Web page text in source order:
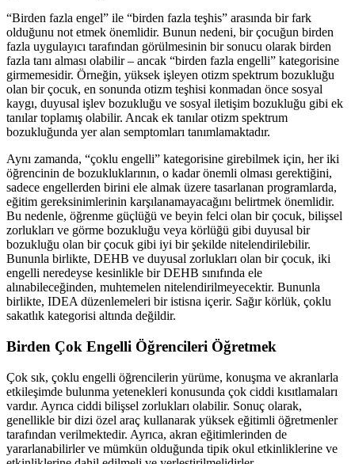
“Birden fazla engel” ile “birden fazla teşhis” arasında bir fark
olduğunu not etmek önemlidir. Bunun nedeni, bir çocuğun birden
fazla uygulayıcı tarafından görülmesinin bir sonucu olarak birden
fazla tanı alması olabilir – ancak “birden fazla engelli” kategorisine
girmemesidir. Örneğin, yüksek işleyen otizm spektrum bozukluğu
olan bir çocuk, en sonunda otizm teşhisi konmadan önce sosyal
kaygı, duyusal işlev bozukluğu ve sosyal iletişim bozukluğu gibi ek
tanılar toplamış olabilir. Ancak ek tanılar otizm spektrum
bozukluğunda yer alan semptomları tanımlamaktadır.
Aynı zamanda, “çoklu engelli” kategorisine girebilmek için, her iki
öğrencinin de bozukluklarının, o kadar önemli olması gerektiğini,
sadece engellerden birini ele almak üzere tasarlanan programlarda,
eğitim gereksinimlerinin karşılanamayacağını belirtmek önemlidir.
Bu nedenle, öğrenme güçlüğü ve beyin felci olan bir çocuk, bilişsel
zorlukları ve görme bozukluğu veya körlüğü gibi duyusal bir
bozukluğu olan bir çocuk gibi iyi bir şekilde nitelendirilebilir.
Bununla birlikte, DEHB ve duyusal zorlukları olan bir çocuk, iki
engelli neredeyse kesinlikle bir DEHB sınıfında ele
alınabileceğinden, muhtemelen nitelendirilmeyecektir. Bununla
birlikte, IDEA düzenlemeleri bir istisna içerir. Sağır körlük, çoklu
sakatlık kategorisi altında değildir.
Birden Çok Engelli Öğrencileri Öğretmek
Çok sık, çoklu engelli öğrencilerin yürüme, konuşma ve akranlarla
etkileşimde bulunma yetenekleri konusunda çok ciddi kısıtlamaları
vardır. Ayrıca ciddi bilişsel zorlukları olabilir. Sonuç olarak,
genellikle bir dizi özel araç kullanarak yüksek eğitimli öğretmenler
tarafından verilmektedir. Ayrıca, akran eğitimlerinden de
yararlanabilirler ve mümkün olduğunda tipik okul etkinliklerine ve